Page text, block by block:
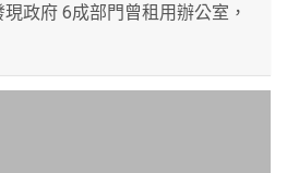
現政府 6成部門曾租用辦公室，